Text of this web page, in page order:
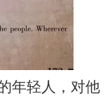
年轻人，对他